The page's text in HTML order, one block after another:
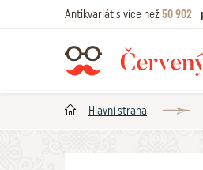
Antikvariát s více než50 902
Hlavní strana